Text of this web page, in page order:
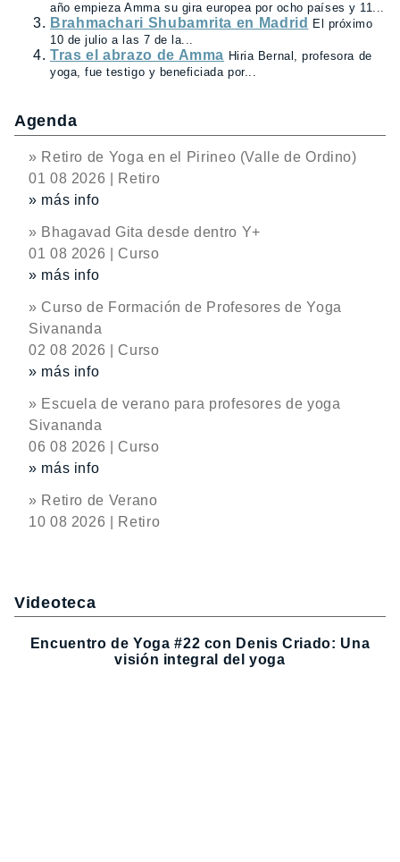
año empieza Amma su gira europea por ocho países y 11...
Brahmachari Shubamrita en Madrid
El próximo
10 de julio a las 7 de la...
Tras el abrazo de Amma Hiria Bernal, profesora de
yoga, fue testigo y beneficiada por...
Agenda
» Retiro de Yoga en el Pirineo (Valle de Ordino)
01 08 2026 | Retiro
» más info
» Bhagavad Gita desde dentro Y+
01 08 2026 | Curso
» más info
» Curso de Formación de Profesores de Yoga
Sivananda
02 08 2026 | Curso
» más info
» Escuela de verano para profesores de yoga
Sivananda
06 08 2026 | Curso
» más info
» Retiro de Verano
10 08 2026 | Retiro
Videoteca
Encuentro de Yoga #22 con Denis Criado: Una
visión integral del yoga